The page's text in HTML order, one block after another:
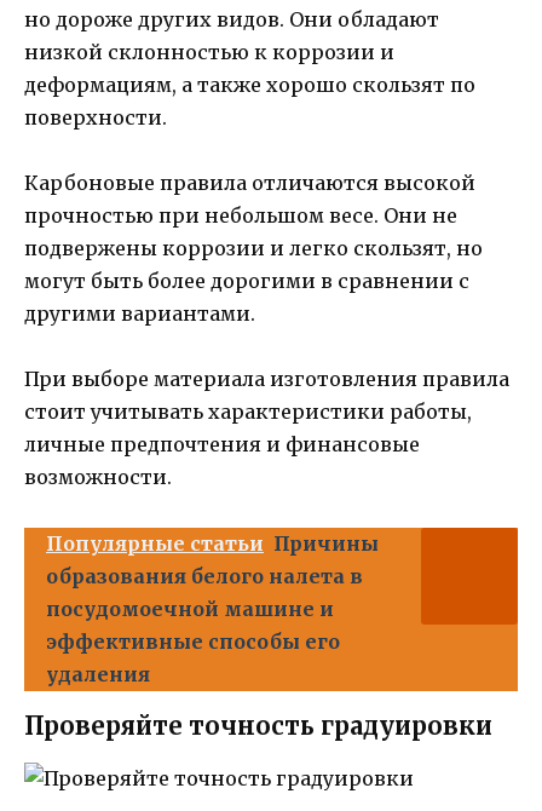
но дороже других видов. Они обладают
низкой склонностью к коррозии и
деформациям, а также хорошо скользят по
поверхности.
Карбоновые правила отличаются высокой
прочностью при небольшом весе. Они не
подвержены коррозии и легко скользят, но
могут быть более дорогими в сравнении с
другими вариантами.
При выборе материала изготовления правила
стоит учитывать характеристики работы,
личные предпочтения и финансовые
возможности.
Популярные статьи Причины
образования белого налета в
посудомоечной машине и
эффективные способы его
удаления
Проверяйте точность градуировки